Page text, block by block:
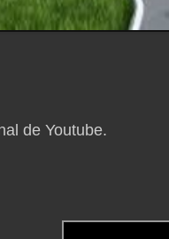
de Youtube.